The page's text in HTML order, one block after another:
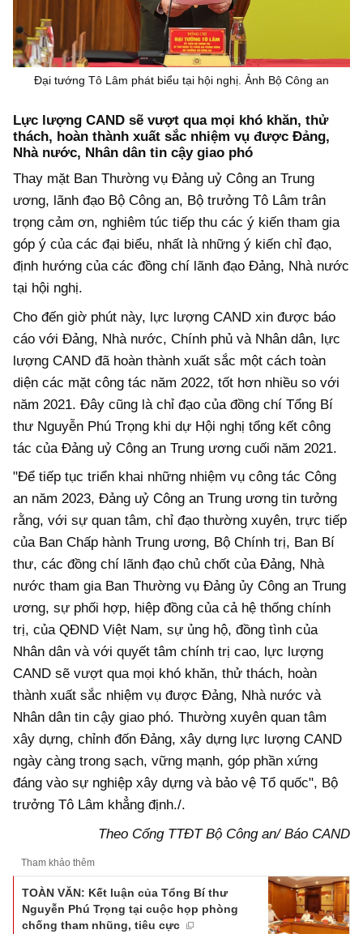
Đại tướng Tô Lâm phát biểu tại hội nghị. Ảnh Bộ Công an
Lực lượng CAND sẽ vượt qua mọi khó khăn, thử
thách, hoàn thành xuất sắc nhiệm vụ được Đảng,
Nhà nước, Nhân dân tin cậy giao phó
Thay mặt Ban Thường vụ Đảng uỷ Công an Trung
ương, lãnh đạo Bộ Công an, Bộ trưởng Tô Lâm trân
trọng cảm ơn, nghiêm túc tiếp thu các ý kiến tham gia
góp ý của các đại biểu, nhất là những ý kiến chỉ đạo,
định hướng của các đồng chí lãnh đạo Đảng, Nhà nước
tại hội nghị.
Cho đến giờ phút này, lực lượng CAND xin được báo
cáo với Đảng, Nhà nước, Chính phủ và Nhân dân, lực
lượng CAND đã hoàn thành xuất sắc một cách toàn
diện các mặt công tác năm 2022, tốt hơn nhiều so với
năm 2021. Đây cũng là chỉ đạo của đồng chí Tổng Bí
thư Nguyễn Phú Trọng khi dự Hội nghị tổng kết công
tác của Đảng uỷ Công an Trung ương cuối năm 2021.
"Để tiếp tục triển khai những nhiệm vụ công tác Công
an năm 2023, Đảng uỷ Công an Trung ương tin tưởng
rằng, với sự quan tâm, chỉ đạo thường xuyên, trực tiếp
của Ban Chấp hành Trung ương, Bộ Chính trị, Ban Bí
thư, các đồng chí lãnh đạo chủ chốt của Đảng, Nhà
nước tham gia Ban Thường vụ Đảng ủy Công an Trung
ương, sự phối hợp, hiệp đồng của cả hệ thống chính
trị, của QĐND Việt Nam, sự ủng hộ, đồng tình của
Nhân dân và với quyết tâm chính trị cao, lực lượng
CAND sẽ vượt qua mọi khó khăn, thử thách, hoàn
thành xuất sắc nhiệm vụ được Đảng, Nhà nước và
Nhân dân tin cậy giao phó. Thường xuyên quan tâm
xây dựng, chỉnh đốn Đảng, xây dựng lực lượng CAND
ngày càng trong sạch, vững mạnh, góp phần xứng
đáng vào sự nghiệp xây dựng và bảo vệ Tổ quốc", Bộ
trưởng Tô Lâm khẳng định./.
Theo Cổng TTĐT Bộ Công an/ Báo CAND
Tham khảo thêm
TOÀN VĂN: Kết luận của Tổng Bí thư
Nguyễn Phú Trọng tại cuộc họp phòng
chống tham nhũng, tiêu cực